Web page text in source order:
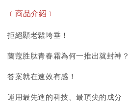
﹝商品介紹﹞
拒絕顯老鬆垮垂！
蘭蔻胜肽青春霜為何一推出就封神？
答案就在速效有感！
運用最先進的科技、最頂尖的成分